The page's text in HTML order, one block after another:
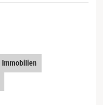
Immobilien